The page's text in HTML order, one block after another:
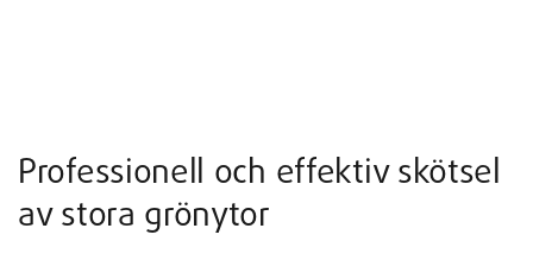
Professionell och effektiv skötsel
av stora grönytor